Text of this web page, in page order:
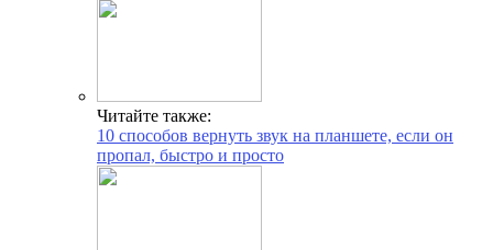
Читайте также:
10 способов вернуть звук на планшете, если он
пропал, быстро и просто